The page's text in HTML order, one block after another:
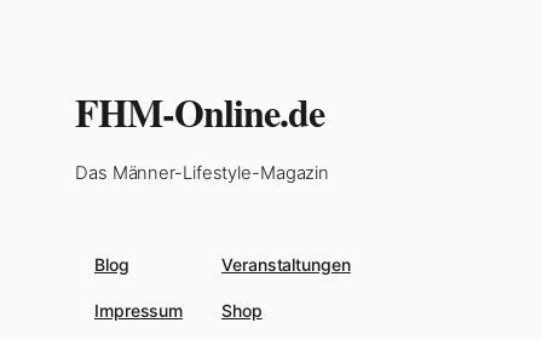
FHM-Online.de
Das Männer-Lifestyle-Magazin
Blog
Impressum
Veranstaltungen
Shop